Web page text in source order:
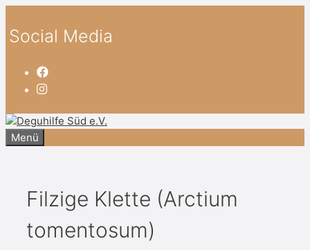
Inhalt
springen
Social Media
Menü
Filzige Klette (Arctium
tomentosum)